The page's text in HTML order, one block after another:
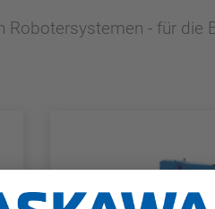
- für